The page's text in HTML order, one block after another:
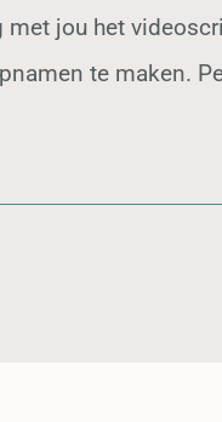
met jou het
te maken.